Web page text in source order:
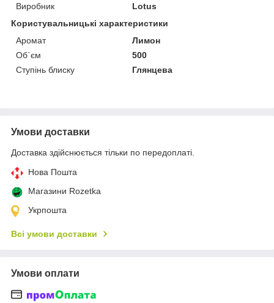
Виробник
Lotus
Користувальницькі характеристики
Аромат
Лимон
Об`єм
500
Ступінь блиску
Глянцева
Умови доставки
Доставка здійснюється тільки по передоплаті.
Нова Пошта
Магазини Rozetka
Укрпошта
Всі умови доставки
Умови оплати